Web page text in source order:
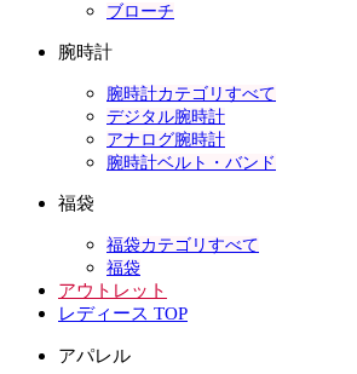
ブローチ
腕時計
腕時計カテゴリすべて
デジタル腕時計
アナログ腕時計
腕時計ベルト・バンド
福袋
福袋カテゴリすべて
福袋
アウトレット
レディース TOP
アパレル